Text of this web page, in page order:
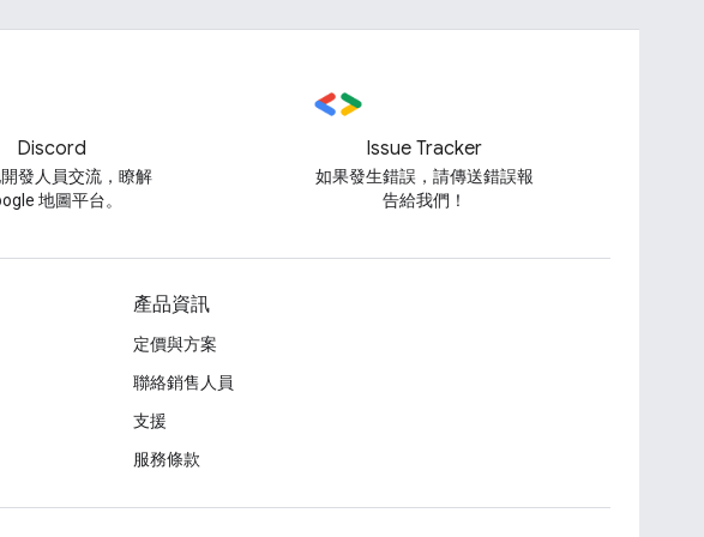
Discord
發人員交流，瞭解
地圖平台。
Issue Tracker
如果發生錯誤，請傳送錯誤報
告給我們！
產品資訊
定價與方案
聯絡銷售人員
支援
服務條款